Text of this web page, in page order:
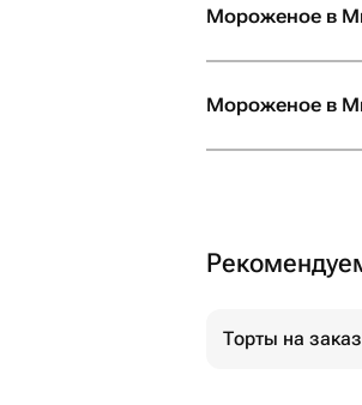
Мороженое в
Мороженое в
Торты на заказ